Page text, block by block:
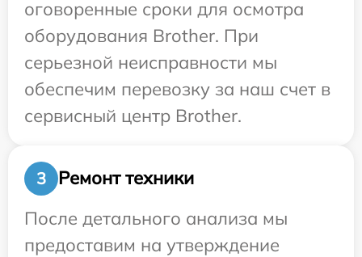
оговоренные сроки для осмотра
оборудования Brother. При
серьезной неисправности мы
обеспечим перевозку за наш счет в
сервисный центр Brother.
3
Ремонт техники
После детального анализа мы
предоставим на утверждение